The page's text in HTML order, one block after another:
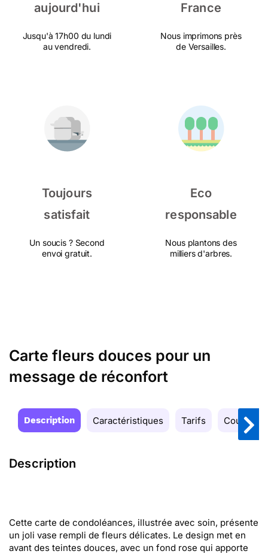
aujourd'hui
Jusqu'à 17h00 du lundi
au vendredi.
France
Nous imprimons près
de Versailles.
Toujours
satisfait
Un soucis ? Second
envoi gratuit.
Eco
responsable
Nous plantons des
milliers d'arbres.
Carte fleurs douces pour un
message de réconfort
Description Caractéristiques Tarifs Couleurs
Description
Cette carte de condoléances, illustrée avec soin, présente
un joli vase rempli de fleurs délicates. Le design met en
avant des teintes douces, avec un fond rose qui apporte